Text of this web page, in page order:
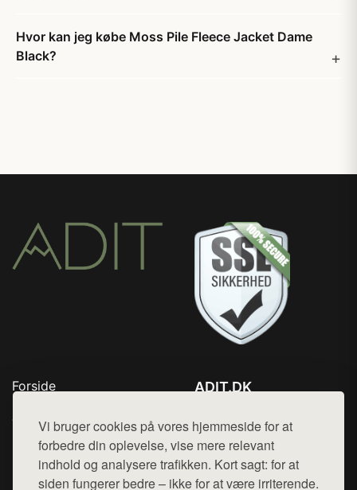
Vi bruger cookies på vores hjemmeside for at
forbedre din oplevelse, vise mere relevant
indhold og analysere trafikken. Kort sagt: for at
siden fungerer bedre – ikke for at være irriterende.
Hvor kan jeg købe Moss Pile Fleece Jacket Dame
Black?
Forside
Top Rabatter
Blog
Kontakt
ADIT.DK
Mail: hej@want.dk
Cookie- og privatlivspolitik